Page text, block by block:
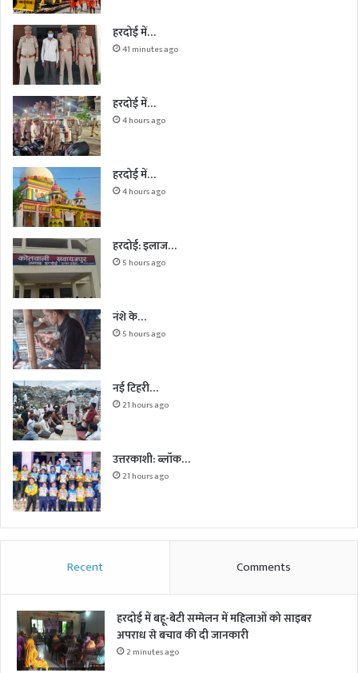
हरदोई में…
41 minutes ago
हरदोई में…
4 hours ago
हरदोई में…
4 hours ago
हरदोई: इलाज…
5 hours ago
नंशे के…
5 hours ago
नई टिहरी…
21 hours ago
उत्तरकाशी: ब्लॉक…
21 hours ago
Recent Comments
हरदोई में बहू-बेटी सम्मेलन में महिलाओं को साइबर
अपराध से बचाव की दी जानकारी
2 minutes ago